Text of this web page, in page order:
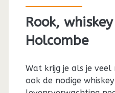
Rook,
Holcombe
Wat krijg je als je
ook de nodige